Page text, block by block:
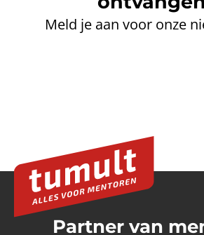
Meld je aan voor onze
Partner van